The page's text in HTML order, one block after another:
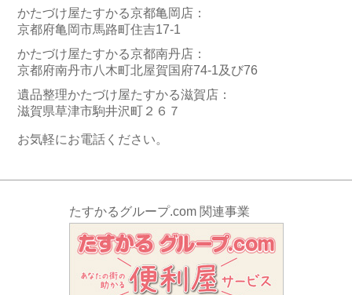
かたづけ屋たすかる京都亀岡店：
京都府亀岡市馬路町住吉17-1
かたづけ屋たすかる京都南丹店：
京都府南丹市八木町北屋賀国府74-1及び76
遺品整理かたづけ屋たすかる滋賀店：
滋賀県草津市駒井沢町２６７
お気軽にお電話ください。
たすかるグループ.com 関連事業